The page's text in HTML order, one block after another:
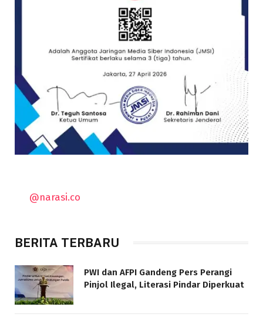
@narasi.co
BERITA TERBARU
PWI dan AFPI Gandeng Pers Perangi
Pinjol Ilegal, Literasi Pindar Diperkuat